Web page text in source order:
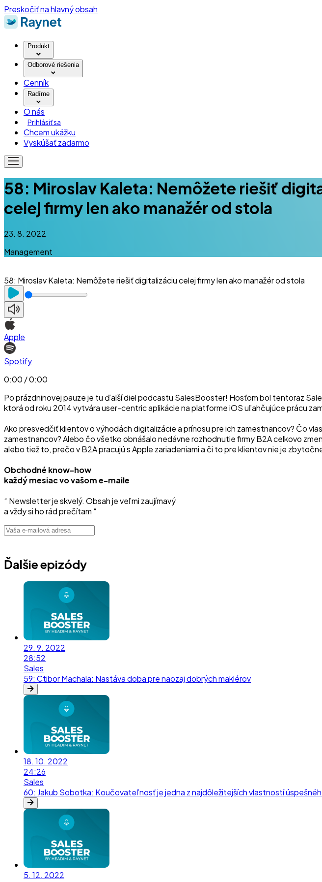
Preskočiť na hlavný obsah
Produkt
Odborové riešenia
Cenník
Radíme
O nás
Prihlásiť sa
Chcem ukážku
Vyskúšať zadarmo
58: Miroslav Kaleta: Nemôžete riešiť
celej firmy len ako manažér od stola
23. 8. 2022
Management
58: Miroslav Kaleta: Nemôžete riešiť digitalizáciu celej firmy len ako manažér od stola
Apple
Spotify
0:00 / 0:00
Po prázdninovej pauze je tu ďalší diel podcastu SalesBooster! Hosťom bol tentoraz
ktorá od roku 2014 vytvára user-centric aplikácie na platforme iOS uľahčujúce prácu
Ako presvedčiť klientov o výhodách digitalizácie a prínosu pre ich zamestnancov? Čo
zamestnancov? Alebo čo všetko obnášalo nedávne rozhodnutie firmy B2A celkovo
alebo tiež to, prečo v B2A pracujú s Apple zariadeniami a či to pre klientov nie je
Obchodné know-how
každý mesiac vo vašom e-maile
“ Newsletter je skvelý. Obsah je veľmi zaujímavý
a vždy si ho rád prečítam “
Ďalšie epizódy
29. 9. 2022
28:52
Sales
59: Ctibor Machala: Nastáva doba pre naozaj dobrých maklérov
18. 10. 2022
24:26
Sales
60: Jakub Sobotka: Koučovateľnosť je jedna z najdôležitejších vlastností
5. 12. 2022